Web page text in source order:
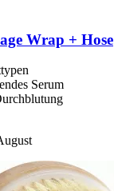
Wrap + Hose
Serum